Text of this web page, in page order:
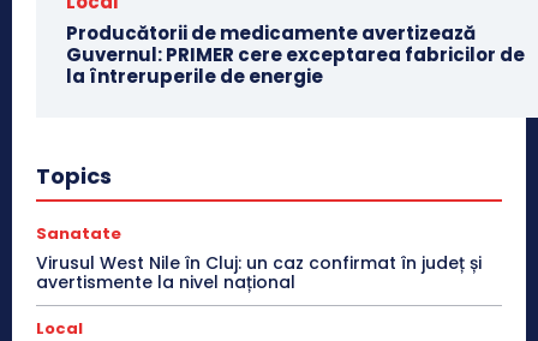
Producătorii de medicamente avertizează
Guvernul: PRIMER cere exceptarea fabricilor de
la întreruperile de energie
Topics
Sanatate
Virusul West Nile în Cluj: un caz confirmat în județ și
avertismente la nivel național
Local